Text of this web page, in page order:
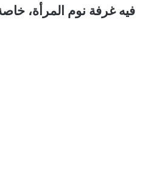
فيه غرفة نوم المرأة،